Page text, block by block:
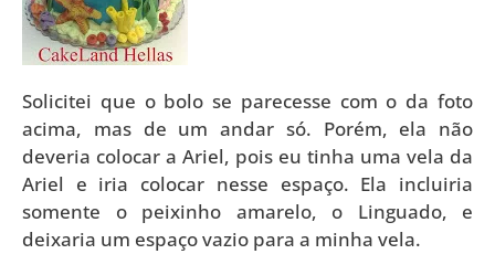
Solicitei que o bolo se parecesse com o da foto
acima, mas de um andar só. Porém, ela não
deveria colocar a Ariel, pois eu tinha uma vela da
Ariel e iria colocar nesse espaço. Ela incluiria
somente o peixinho amarelo, o Linguado, e
deixaria um espaço vazio para a minha vela.